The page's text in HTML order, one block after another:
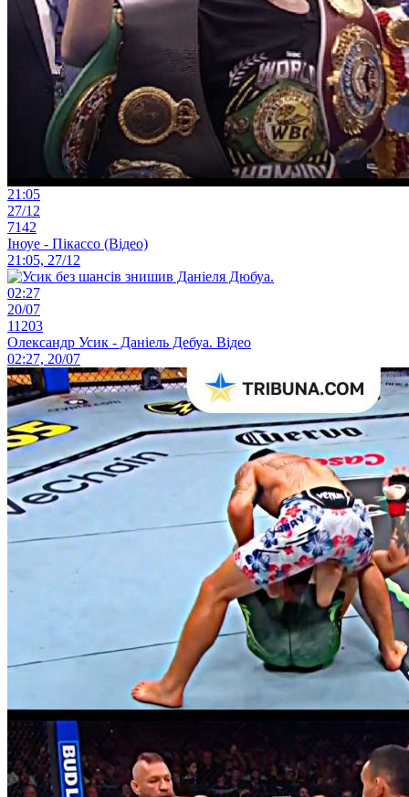
21:05
27/12
7142
Іноуе - Пікассо (Відео)
21:05, 27/12
02:27
20/07
11203
Олександр Усик - Даніель Дебуа. Відео
02:27, 20/07